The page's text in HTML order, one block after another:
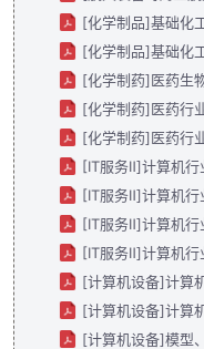
[化学制品]基础化
[化学制品]基础化
[化学制药]医药生
[化学制药]医药行
[化学制药]医药行
[IT服务Ⅱ]计算机
[IT服务Ⅱ]计算机
[IT服务Ⅱ]计算机
[IT服务Ⅱ]计算机
[计算机设备]计算
[计算机设备]计算
[计算机设备]模型